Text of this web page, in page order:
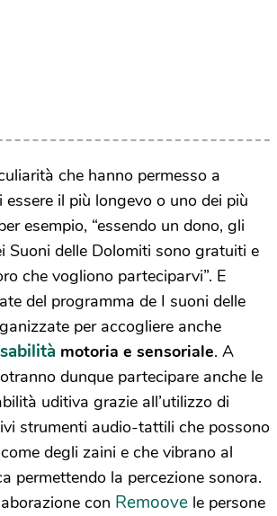
che hanno permesso a
il più longevo o uno dei più
esempio, “essendo un dono, gli
Suoni delle Dolomiti sono gratuiti e
che vogliono parteciparvi”. E
del programma de I suoni delle
per accogliere anche
motoria e sensoriale. A
dunque partecipare anche le
uditiva grazie all’utilizzo di
strumenti audio-tattili che possono
degli zaini e che vibrano al
permettendo la percezione sonora.
con Remoove le persone